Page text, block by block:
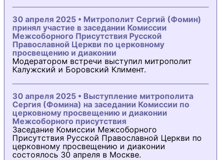
30 апреля 2025 • Митрополит Сергий (Фомин)
принял участие в заседании Комиссии
Межсоборного Присутствия Русской
Православной Церкви по церковному
просвещению и диаконии
Модератором встречи выступил митрополит
Калужский и Боровский Климент.
30 апреля 2025 • Выступление митрополита
Сергия (Фомина) на заседании Комиссии по
церковному просвещению и диаконии
Межсоборного присутствия
Заседание Комиссии Межсоборного
Присутствия Русской Православной Церкви по
церковному просвещению и диаконии
состоялось 30 апреля в Москве.